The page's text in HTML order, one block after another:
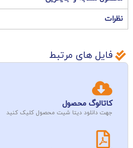
نظرات
فایل های مرتبط
کاتالوگ محصول
جهت دانلود دیتا شیت محصول کلیک کنید